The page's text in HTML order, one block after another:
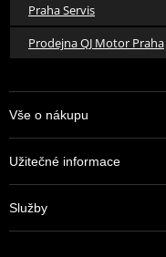
Praha Servis
Prodejna QJ Motor Praha
Vše o nákupu
Užitečné informace
Služby